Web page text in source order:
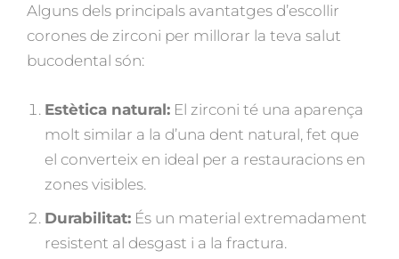
Alguns dels principals avantatges d’escollir
corones de zirconi per millorar la teva salut
bucodental són:
Estètica natural: El zirconi té una aparença
molt similar a la d’una dent natural, fet que
el converteix en ideal per a restauracions en
zones visibles.
Durabilitat: És un material extremadament
resistent al desgast i a la fractura.